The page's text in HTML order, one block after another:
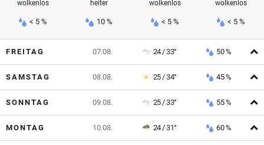
wolkenlos
< 5 %
heiter
10 %
wolkenlos
< 5 %
wolkenlos
< 5 %
FREITAG 07.08. 24 / 33° 50 %
SAMSTAG 08.08. 25 / 34° 45 %
SONNTAG 09.08. 25 / 33° 55 %
MONTAG 10.08. 24 / 31° 60 %